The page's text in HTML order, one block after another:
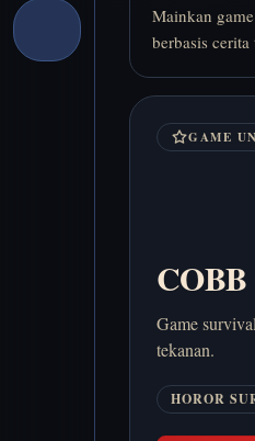
Mainkan
berbasis
GAME
Game
tekanan.
HOROR